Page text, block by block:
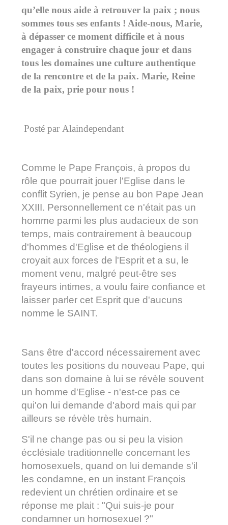
qu’elle nous aide à retrouver la paix ; nous
sommes tous ses enfants ! Aide-nous, Marie,
à dépasser ce moment difficile et à nous
engager à construire chaque jour et dans
tous les domaines une culture authentique
de la rencontre et de la paix. Marie, Reine
de la paix, prie pour nous !
Posté par Alaindependant
Comme le Pape François, à propos du
rôle que pourrait jouer l'Eglise dans le
conflit Syrien, je pense au bon Pape Jean
XXIII. Personnellement ce n'était pas un
homme parmi les plus audacieux de son
temps, mais contrairement à beaucoup
d'hommes d'Eglise et de théologiens il
croyait aux forces de l'Esprit et a su, le
moment venu, malgré peut-être ses
frayeurs intimes, a voulu faire confiance et
laisser parler cet Esprit que d'aucuns
nomme le SAINT.
Sans être d'accord nécessairement avec
toutes les positions du nouveau Pape, qui
dans son domaine à lui se révèle souvent
un homme d'Eglise - n'est-ce pas ce
qui'on lui demande d'abord mais qui par
ailleurs se révèle très humain.
S'il ne change pas ou si peu la vision
écclésiale traditionnelle concernant les
homosexuels, quand on lui demande s'il
les condamne, en un instant François
redevient un chrétien ordinaire et se
réponse me plait : "Qui suis-je pour
condamner un homosexuel ?"